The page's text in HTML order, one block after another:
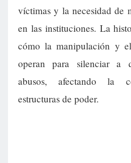
víctimas y la necesidad de
en las instituciones. La
cómo la manipulación y
operan para silenciar a
abusos, afectando la
estructuras de poder.